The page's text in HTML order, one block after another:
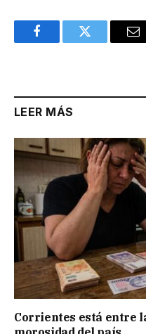
FacebookTwitter
LEER MÁS
Corrientes está entre